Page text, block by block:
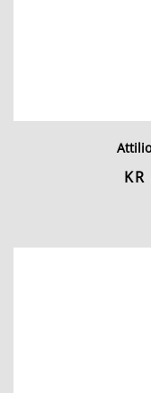
KR